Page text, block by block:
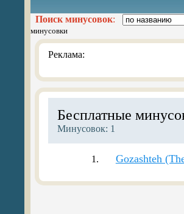
Поиск минусовок:
минусовки
Реклама:
Бесплатные
Минусовок: 1
1. Gozashteh